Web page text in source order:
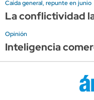
Caída general, repunte en junio
La conflictividad
Opinión
Inteligencia